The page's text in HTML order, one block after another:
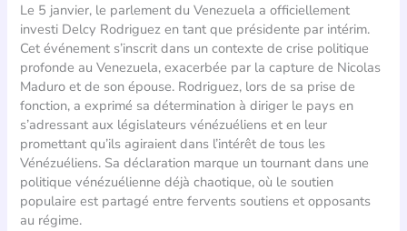
Le 5 janvier, le parlement du Venezuela a officiellement
investi Delcy Rodriguez en tant que présidente par intérim.
Cet événement s’inscrit dans un contexte de crise politique
profonde au Venezuela, exacerbée par la capture de Nicolas
Maduro et de son épouse. Rodriguez, lors de sa prise de
fonction, a exprimé sa détermination à diriger le pays en
s’adressant aux législateurs vénézuéliens et en leur
promettant qu’ils agiraient dans l’intérêt de tous les
Vénézuéliens. Sa déclaration marque un tournant dans une
politique vénézuélienne déjà chaotique, où le soutien
populaire est partagé entre fervents soutiens et opposants
au régime.